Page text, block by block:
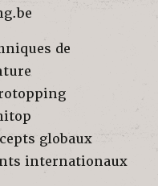
de
globaux
internationaux